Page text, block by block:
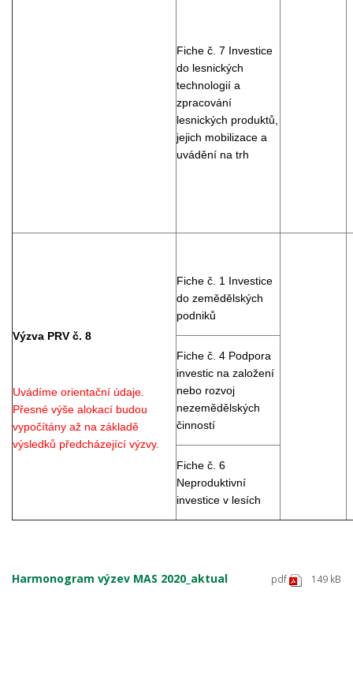
Fiche č. 7 Investice
do lesnických
technologií a
zpracování
lesnických produktů,
jejich mobilizace a
uvádění na trh
Výzva PRV č. 8
Uvádíme orientační údaje.
Přesné výše alokací budou
vypočítány až na základě
výsledků předcházející výzvy.
Fiche č. 1 Investice
do zemědělských
podniků
Fiche č. 4 Podpora
investic na založení
nebo rozvoj
nezemědělských
činností
Fiche č. 6
Neproduktivní
investice v lesích
Harmonogram výzev MAS 2020_aktual pdf 149 kB